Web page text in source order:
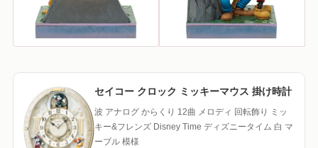
セイコー クロック ミッキーマウス 掛け時計
波 アナログ からくり 12曲 メロディ 回転飾り ミッ
キー&フレンズ Disney Time ディズニータイム 白 マ
ーブル 模様